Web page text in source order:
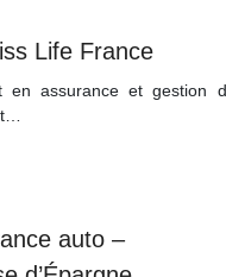
Life France
en assurance et gestion
auto –